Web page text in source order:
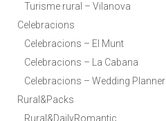
Turisme rural – Vilanova
Celebracions
Celebracions – El Munt
Celebracions – La Cabana
Celebracions – Wedding Planner
Rural&Packs
Rural&DailyRomantic